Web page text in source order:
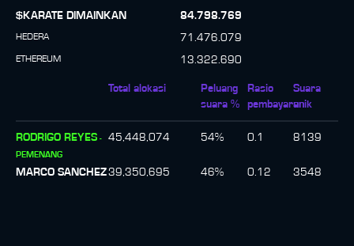
$KARATE DIMAINKAN
84.798.769
HEDERA 71.476.079
ETHEREUM 13.322.690
Total alokasi
Peluang
suara %
Rasio
pembayaran
Suara
unik
⁠⁠RODRIGO REYES -
PEMENANG
45,448,074 54% 0.1 8139
MARCO SANCHEZ39,350,695 46% 0.12 3548